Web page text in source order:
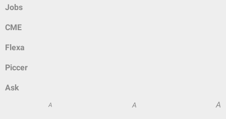
Jobs
CME
Flexa
Piccer
Ask
A A A